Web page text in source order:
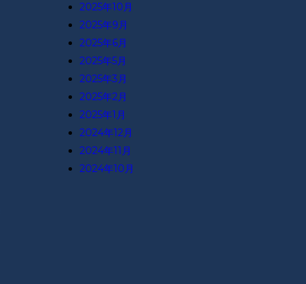
2025年10月
2025年9月
2025年6月
2025年5月
2025年3月
2025年2月
2025年1月
2024年12月
2024年11月
2024年10月